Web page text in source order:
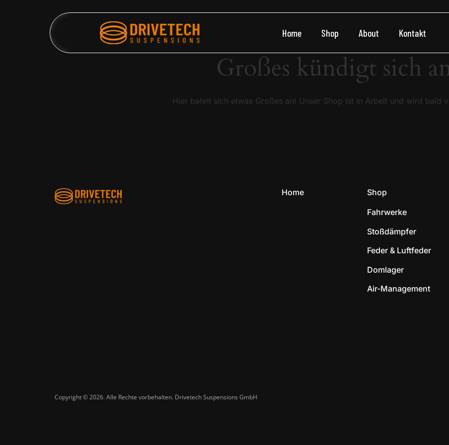
Home Shop About Kontakt
Großes kündigt sich
Hier bahnt sich etwas Großes an! Unser Shop ist in Arbeit und wird bald
Home
Shop
Fahrwerke
Stoßdämpfer
Feder & Luftfeder
Domlager
Air-Management
Copyright © 2026. Alle Rechte vorbehalten. Drivetech Suspensions GmbH​